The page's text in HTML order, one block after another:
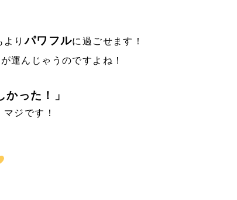
よりパワフルに過ごせます！
運んじゃうのですよね！
かった！」
ジです！